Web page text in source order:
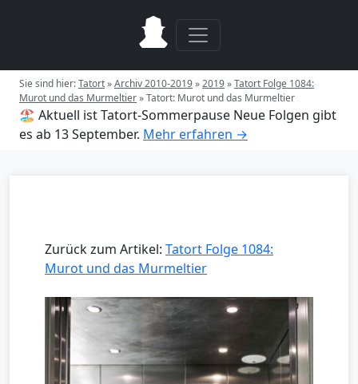
Sie sind hier:Tatort»Archiv 2010-2019»2019»Tatort Folge 1084:
Murot und das Murmeltier»Tatort: Murot und das Murmeltier
🏖️ Aktuell ist Tatort-Sommerpause Neue Folgen gibt
es ab 13 September. Mehr erfahren →
Zurück zum Artikel: Tatort Folge 1084:
Murot und das Murmeltier